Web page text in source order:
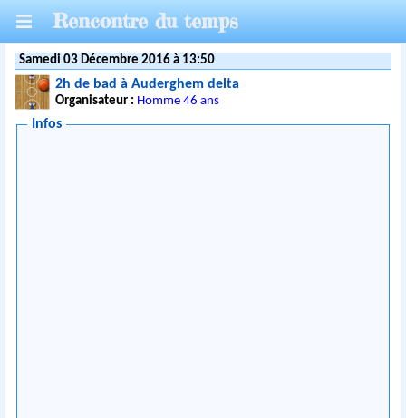
Rencontre du temps
Samedi 03 Décembre 2016 à 13:50
2h de bad à Auderghem delta
Organisateur : Homme 46 ans
Infos